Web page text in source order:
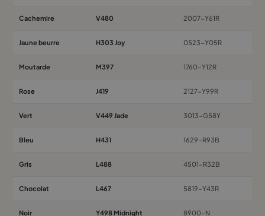
Cachemire V480 2007-Y61R
Jaune beurre H303 Joy 0523-Y05R
Moutarde M397 1760-Y12R
Rose J419 2127-Y99R
Vert V449 Jade 3013-G58Y
Bleu H431 1629-R93B
Gris L488 4501-R32B
Chocolat L467 5819-Y43R
Noir Y498 Midnight 8900-N